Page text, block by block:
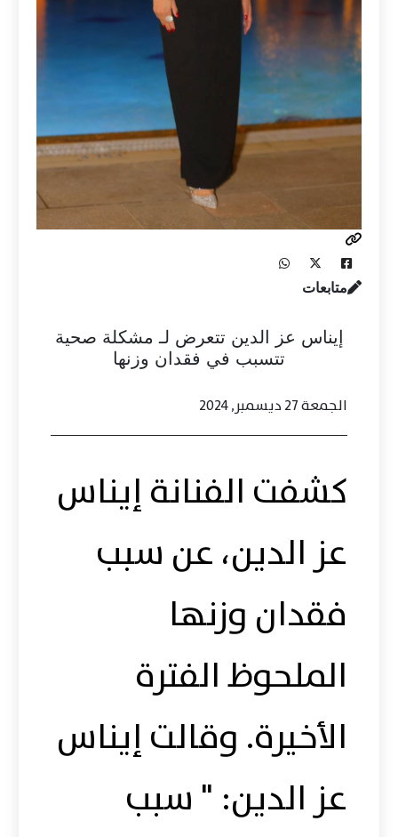
متابعات
إيناس عز الدين تتعرض لـ مشكلة صحية
تتسبب في فقدان وزنها
الجمعة 27 ديسمبر, 2024
كشفت الفنانة إيناس
عز الدين، عن سبب
فقدان وزنها
الملحوظ الفترة
الأخيرة. وقالت إيناس
عز الدين: " سبب